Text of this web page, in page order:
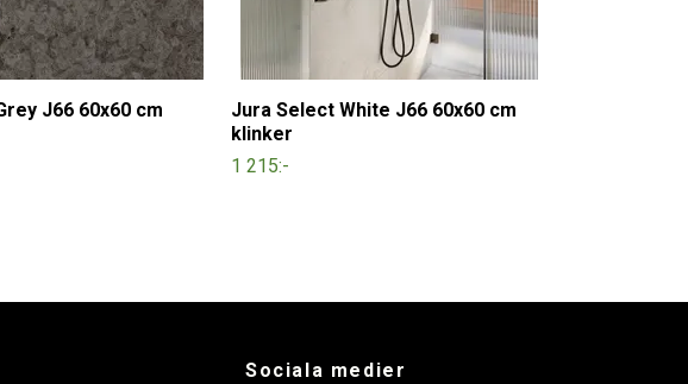
J66 60x60 cm
Jura Select White J66 60x60 cm
klinker
1 215:-
Sociala medier